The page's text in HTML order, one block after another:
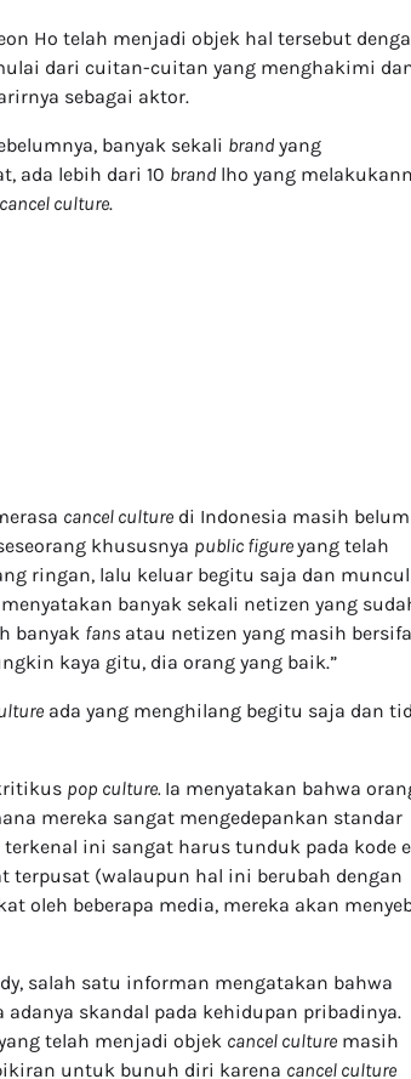
Ho telah menjadi objek hal tersebut
dari cuitan-cuitan yang menghakimi
sebagai aktor.
banyak sekali brand yang
ada lebih dari 10 brand lho yang
cancel culture.
cancel culture di Indonesia masih belum
khususnya public figureyang telah
ringan, lalu keluar begitu saja dan muncul
banyak sekali netizen yang
banyak fans atau netizen yang masih
kaya gitu, dia orang yang baik.”
ada yang menghilang begitu saja dan
pop culture. Ia menyatakan bahwa
mereka sangat mengedepankan standar
ini sangat harus tunduk pada kode
terpusat (walaupun hal ini berubah dengan
oleh beberapa media, mereka akan
salah satu informan mengatakan bahwa
skandal pada kehidupan pribadinya.
telah menjadi objek cancel culture masih
untuk bunuh diri karena cancel culture